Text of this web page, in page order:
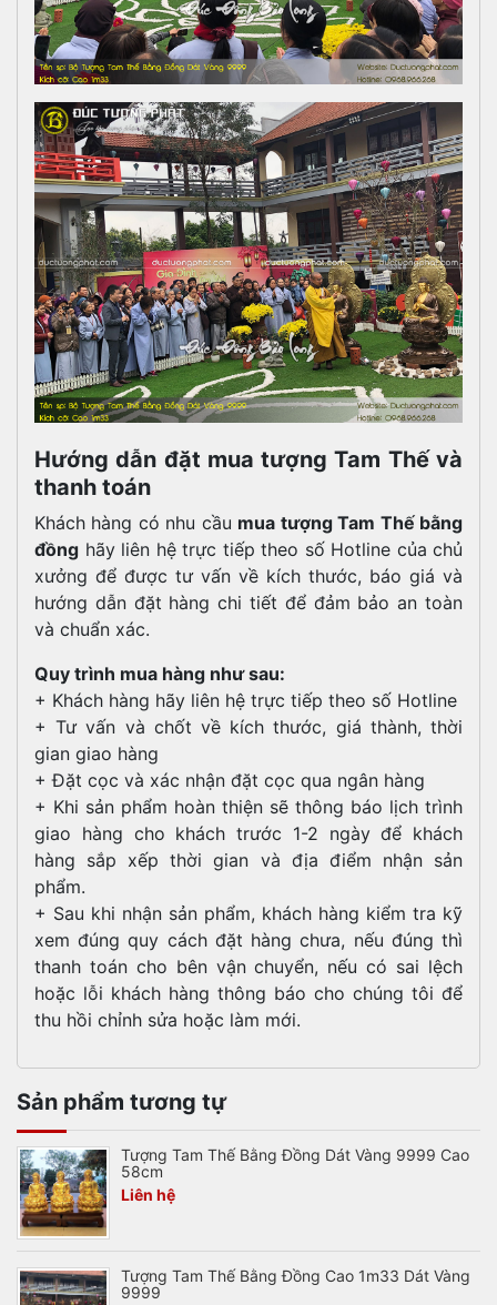
Hướng dẫn đặt mua tượng Tam Thế và
thanh toán
Khách hàng có nhu cầu mua tượng Tam Thế bằng
đồng hãy liên hệ trực tiếp theo số Hotline của chủ
xưởng để được tư vấn về kích thước, báo giá và
hướng dẫn đặt hàng chi tiết để đảm bảo an toàn
và chuẩn xác.
Quy trình mua hàng như sau:
+ Khách hàng hãy liên hệ trực tiếp theo số Hotline
+ Tư vấn và chốt về kích thước, giá thành, thời
gian giao hàng
+ Đặt cọc và xác nhận đặt cọc qua ngân hàng
+ Khi sản phẩm hoàn thiện sẽ thông báo lịch trình
giao hàng cho khách trước 1-2 ngày để khách
hàng sắp xếp thời gian và địa điểm nhận sản
phẩm.
+ Sau khi nhận sản phẩm, khách hàng kiểm tra kỹ
xem đúng quy cách đặt hàng chưa, nếu đúng thì
thanh toán cho bên vận chuyển, nếu có sai lệch
hoặc lỗi khách hàng thông báo cho chúng tôi để
thu hồi chỉnh sửa hoặc làm mới.
Sản phẩm tương tự
Tượng Tam Thế Bằng Đồng Dát Vàng 9999 Cao
58cm
Liên hệ
Tượng Tam Thế Bằng Đồng Cao 1m33 Dát Vàng
9999